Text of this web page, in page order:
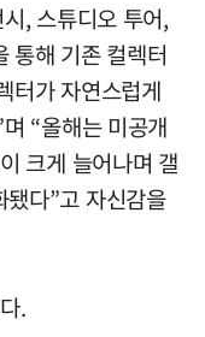
, 스튜디오 투어,
통해 기존 컬렉터
터가 자연스럽게
“올해는 미공개
크게 늘어나며 갤
다”고 자신감을
.